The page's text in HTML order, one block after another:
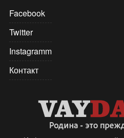
Facebook
Twitter
Instagramm
Контакт